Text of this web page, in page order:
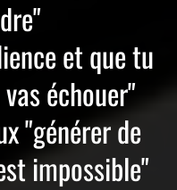
et que tu
échouer"
"générer de
impossible"